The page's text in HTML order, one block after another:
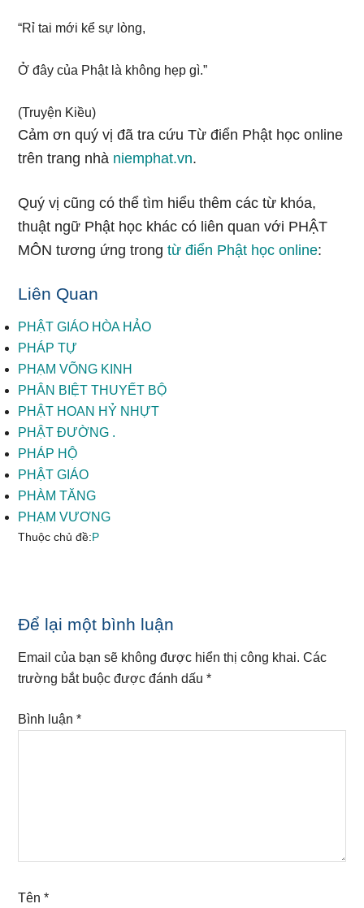
“Rỉ tai mới kể sự lòng,
Ở đây của Phật là không hẹp gì.”
(Truyện Kiều)
Cảm ơn quý vị đã tra cứu Từ điển Phật học online
trên trang nhà niemphat.vn.
Quý vị cũng có thể tìm hiểu thêm các từ khóa,
thuật ngữ Phật học khác có liên quan với PHẬT
MÔN tương ứng trongtừ điển Phật học online:
Liên Quan
PHẬT GIÁO HÒA HẢO
PHÁP TỰ
PHẠM VÕNG KINH
PHÂN BIỆT THUYẾT BỘ
PHẬT HOAN HỶ NHỰT
PHẬT ĐƯỜNG .
PHÁP HỘ
PHẬT GIÁO
PHÀM TĂNG
PHẠM VƯƠNG
Thuộc chủ đề:P
Reader
Interactions
Để lại một bình luận
Email của bạn sẽ không được hiển thị công khai. Các
trường bắt buộc được đánh dấu*
Bình luận*
Tên*